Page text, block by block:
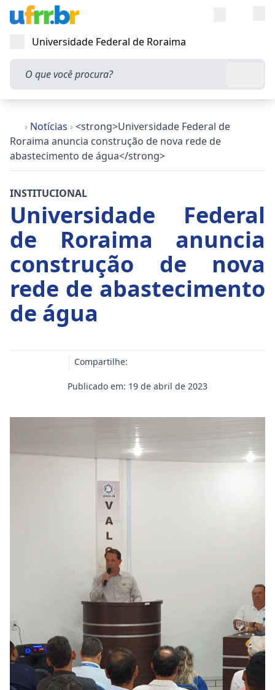
Abrir menu
Universidade Federal de Roraima
O que você procura?
› Notícias › <strong>Universidade Federal de
Roraima anuncia construção de nova rede de
abastecimento de água</strong>
INSTITUCIONAL
Universidade Federal
de Roraima anuncia
construção de nova
rede de abastecimento
de água
Publicado em: 19 de abril de 2023
Compartilhe: